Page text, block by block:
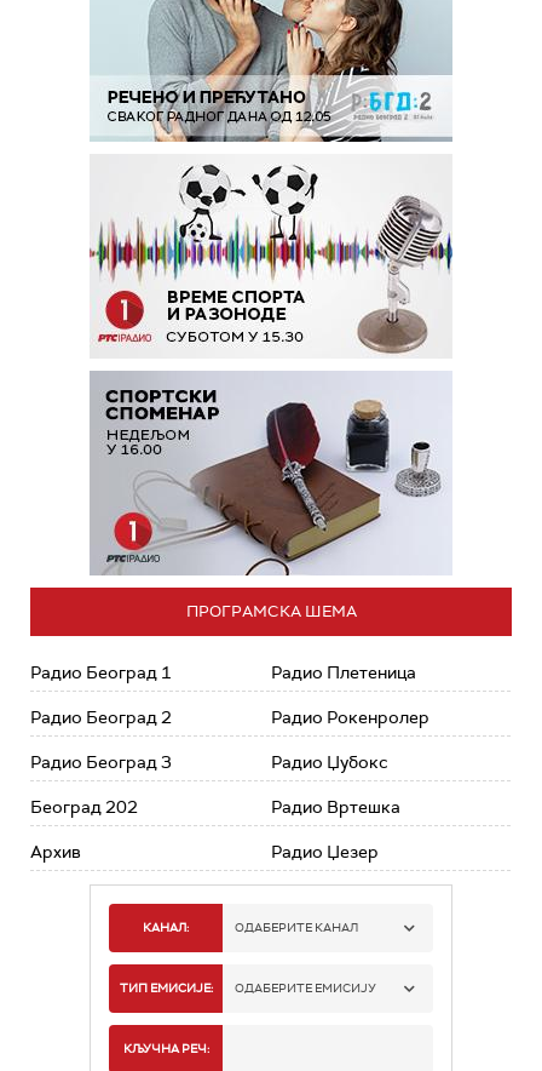
ПРОГРАМСКА ШЕМА
Радио Београд 1
Радио Београд 2
Радио Београд 3
Београд 202
Архив
Радио Плетеница
Радио Рокенролер
Радио Џубокс
Радио Вртешка
Радио Џезер
КАНАЛ: ОДАБЕРИТЕ КАНАЛ
РАДИО БЕОГРАД 1
ТИП ЕМИСИЈЕ: ОДАБЕРИТЕ ЕМИСИЈУ
КЉУЧНА РЕЧ: